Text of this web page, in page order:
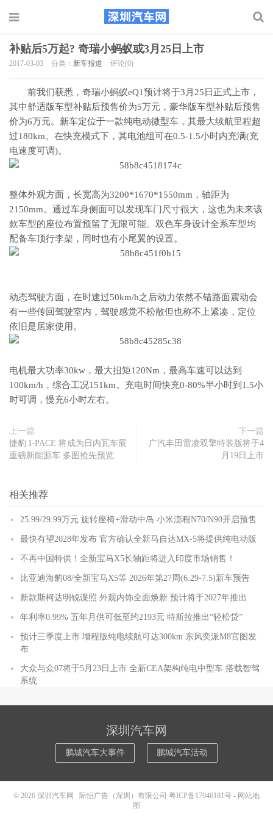
补贴后5万起? 奇瑞小蚂蚁或3月25日上市
2017-03-03 分类： 新车报道 评论(0)
前我们获悉，奇瑞小蚂蚁eQ1预计将于3月25日正式上市，
其中舒适版车型补贴后预售价为5万元，豪华版车型补贴后预售
价为6万元。新车定位于一款纯电动微型车，其最大续航里程超
过180km。在快充模式下，其电池组可在0.5-1.5小时内充满(充
电速度可调)。
整体外观方面，长宽高为3200*1670*1550mm，轴距为
2150mm。通过车身侧面可以发现车门尺寸很大，这也为未来该
款车型的座位布置预留了无限可能。双色车身设计全系车型均
配备车顶行李架，同时也有小尾翼的设置。
动态驾驶方面，在时速过50km/h之后动力依然不错路面震动会
有一些传回驾驶室内，驾驶感觉不松散但也称不上紧凑，定位
依旧是居家使用。
电机最大功率30kw，最大扭矩120Nm，最高车速可以达到
100km/h，综合工况151km。充电时间快充0-80%半小时到1.5小
时可调，慢充6小时左右。
上一篇
捷豹 I-PACE 将成为日内瓦车展
重磅新能源车 多图抢先预览
下一篇
广汽丰田雷凌双擎特装版将于4
月19日上市
相关推荐
25.99/29.99万元 旋转座椅+滑动中岛 小米澎程N70/N90开启预售
最快有望2028年发布 官方确认全新马自达MX-5将提供纯电动版
不再中国特供！全新宝马X5长轴距将进入印度市场销售！
比亚迪海豹08/全新宝马X5等 2026年第27周(6.29-7.5)新车预告
新款斯柯达明锐谍照 外观内饰全面焕新 预计将于2027年推出
年利率0.99% 五年月供可低至约2193元 特斯拉推出“轻松贷”
预计三季度上市 增程版纯电续航可达300km 东风奕派M8官图发
布
大众与众07将于5月23日上市 全新CEA架构纯电中型车 搭载智驾
系统
深圳汽车网
鹏城汽车大事件 鹏城汽车活动
© 2026 深圳汽车网 际恒广告（深圳）有限公司 粤ICP备17046181号 - 网站地
图